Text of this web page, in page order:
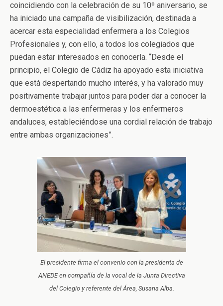
coincidiendo con la celebración de su 10º aniversario, se
ha iniciado una campaña de visibilización, destinada a
acercar esta especialidad enfermera a los Colegios
Profesionales y, con ello, a todos los colegiados que
puedan estar interesados en conocerla. “Desde el
principio, el Colegio de Cádiz ha apoyado esta iniciativa
que está despertando mucho interés, y ha valorado muy
positivamente trabajar juntos para poder dar a conocer la
dermoestética a las enfermeras y los enfermeros
andaluces, estableciéndose una cordial relación de trabajo
entre ambas organizaciones”.
El presidente firma el convenio con la presidenta de
ANEDE en compañía de la vocal de la Junta Directiva
del Colegio y referente del Área, Susana Alba.